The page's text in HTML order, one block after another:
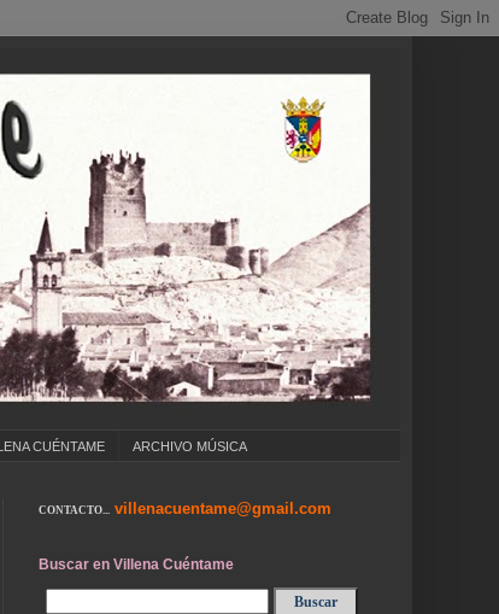
CUÉNTAME ARCHIVO MÚSICA
CUMPLEAÑOS ... CARNAVAL ... FERIA
CONTACTO... villenacuentame@gmail.com
Buscar en Villena Cuéntame